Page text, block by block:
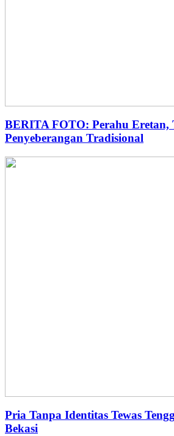
BERITA FOTO: Perahu Eretan,
Penyeberangan Tradisional
Pria Tanpa Identitas Tewas
Bekasi